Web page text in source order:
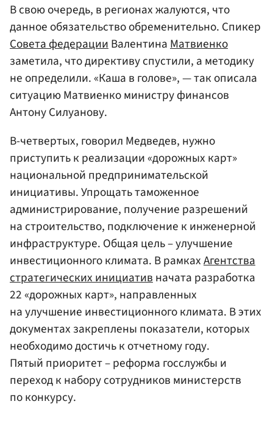
В свою очередь, в регионах жалуются, что
данное обязательство обременительно. Спикер
Совета федерации Валентина Матвиенко
заметила, что директиву спустили, а методику
не определили. «Каша в голове», — так описала
ситуацию Матвиенко министру финансов
Антону Силуанову.
В-четвертых, говорил Медведев, нужно
приступить к реализации «дорожных карт»
национальной предпринимательской
инициативы. Упрощать таможенное
администрирование, получение разрешений
на строительство, подключение к инженерной
инфраструктуре. Общая цель – улучшение
инвестиционного климата. В рамкахАгентства
стратегических инициативначата разработка
22 «дорожных карт», направленных
на улучшение инвестиционного климата. В этих
документах закреплены показатели, которых
необходимо достичь к отчетному году.
Пятый приоритет – реформа госслужбы и
переход к набору сотрудников министерств
по конкурсу.